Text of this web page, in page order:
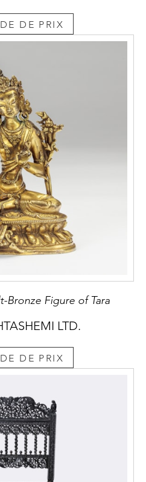
DE PRIX
Bronze Figure of Tara
LTD.
DE PRIX